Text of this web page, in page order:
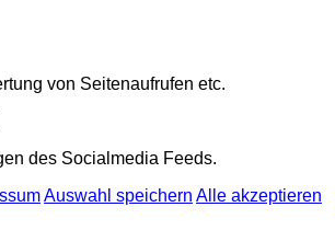
von Seitenaufrufen etc.
des Socialmedia Feeds.
Auswahl speichern Alle akzeptieren